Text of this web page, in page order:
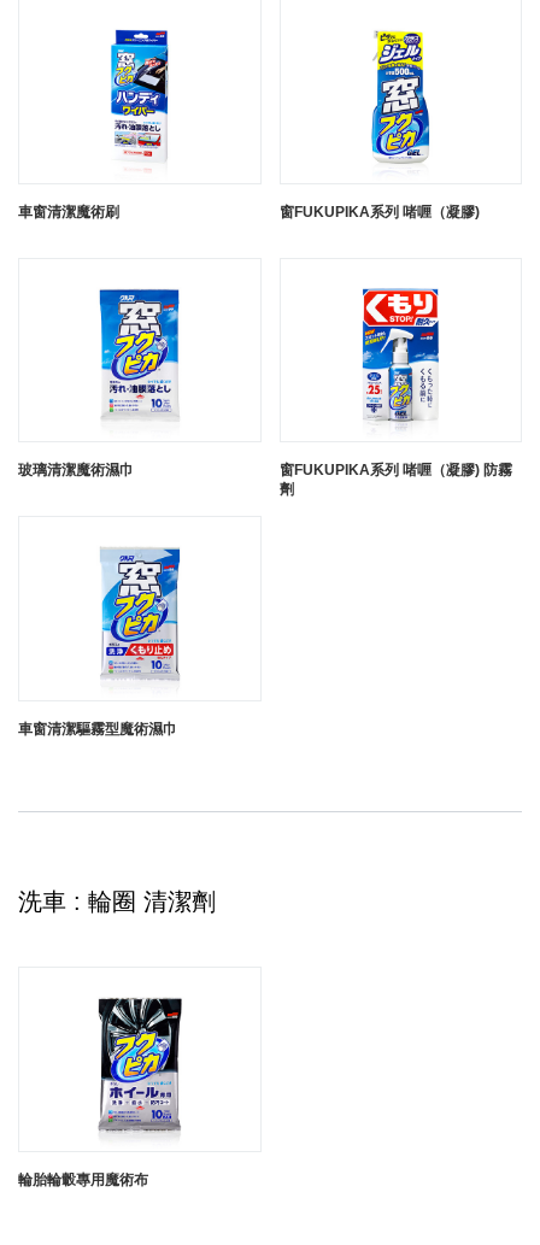
車窗清潔魔術刷 窗FUKUPIKA系列 啫喱（凝膠)
玻璃清潔魔術濕巾
窗FUKUPIKA系列 啫喱（凝膠) 防霧
劑
車窗清潔驅霧型魔術濕巾
洗車 : 輪圈 清潔劑
輪胎輪轂專用魔術布